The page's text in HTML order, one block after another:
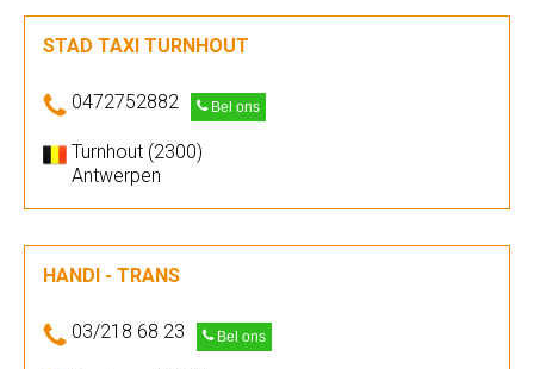
STAD TAXI TURNHOUT
0472752882 Bel ons
Turnhout (2300)
Antwerpen
HANDI - TRANS
03/218 68 23 Bel ons